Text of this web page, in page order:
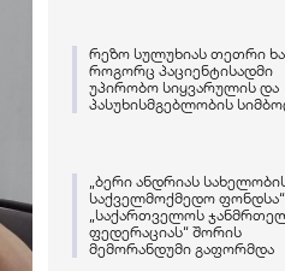
რეზო სულუხიას თეთრი
როგორც პაციენტისადმი
უპირობო სიყვარულის და
პასუხისმგებლობის
„ბერი ანდრიას
საქველმოქმედო
„საქართველოს
ფედერაციას“ შორის
მემორანდუმი გაფორმდა